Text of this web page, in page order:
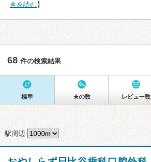
きを読む】
68 件の検索結果
標準 ★の数 レビュー数
駅周辺